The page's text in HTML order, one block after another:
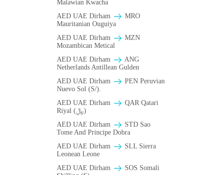
Malawian Kwacha
AED UAE Dirham
MRO
Mauritanian Ouguiya
AED UAE Dirham
MZN
Mozambican Metical
AED UAE Dirham
ANG
Netherlands Antillean Gulden
AED UAE Dirham
PEN Peruvian
Nuevo Sol (S/).
AED UAE Dirham
QAR Qatari
Riyal (﷼)
AED UAE Dirham
STD Sao
Tome And Principe Dobra
AED UAE Dirham
SLL Sierra
Leonean Leone
AED UAE Dirham
SOS Somali